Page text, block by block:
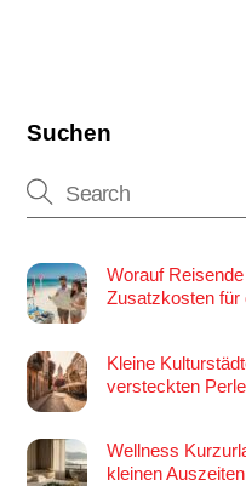
Suchen
Worauf
Zusatzkosten für
Kleine
versteckten
Wellness
kleinen